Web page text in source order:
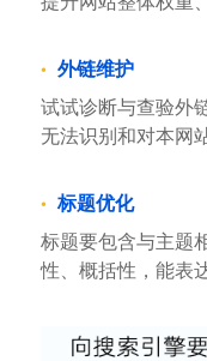
外链维护
试试诊断与查验外
无法识别和对本网
标题优化
标题要包含与主题
性、概括性，能表